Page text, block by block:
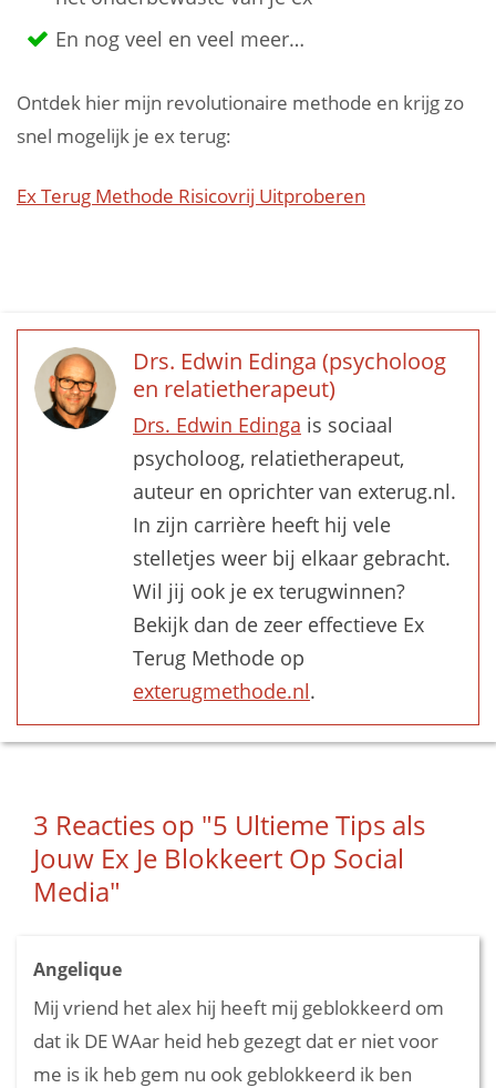
En nog veel en veel meer…
Ontdek hier mijn revolutionaire methode en krijg zo
snel mogelijk je ex terug:
Ex Terug Methode Risicovrij Uitproberen
Drs. Edwin Edinga (psycholoog
en relatietherapeut)
Drs. Edwin Edinga is sociaal
psycholoog, relatietherapeut,
auteur en oprichter van exterug.nl.
In zijn carrière heeft hij vele
stelletjes weer bij elkaar gebracht.
Wil jij ook je ex terugwinnen?
Bekijk dan de zeer effectieve Ex
Terug Methode op
exterugmethode.nl.
3 Reacties op "5 Ultieme Tips als
Jouw Ex Je Blokkeert Op Social
Media"
Angelique
Mij vriend het alex hij heeft mij geblokkeerd om
dat ik DE WAar heid heb gezegt dat er niet voor
me is ik heb gem nu ook geblokkeerd ik ben